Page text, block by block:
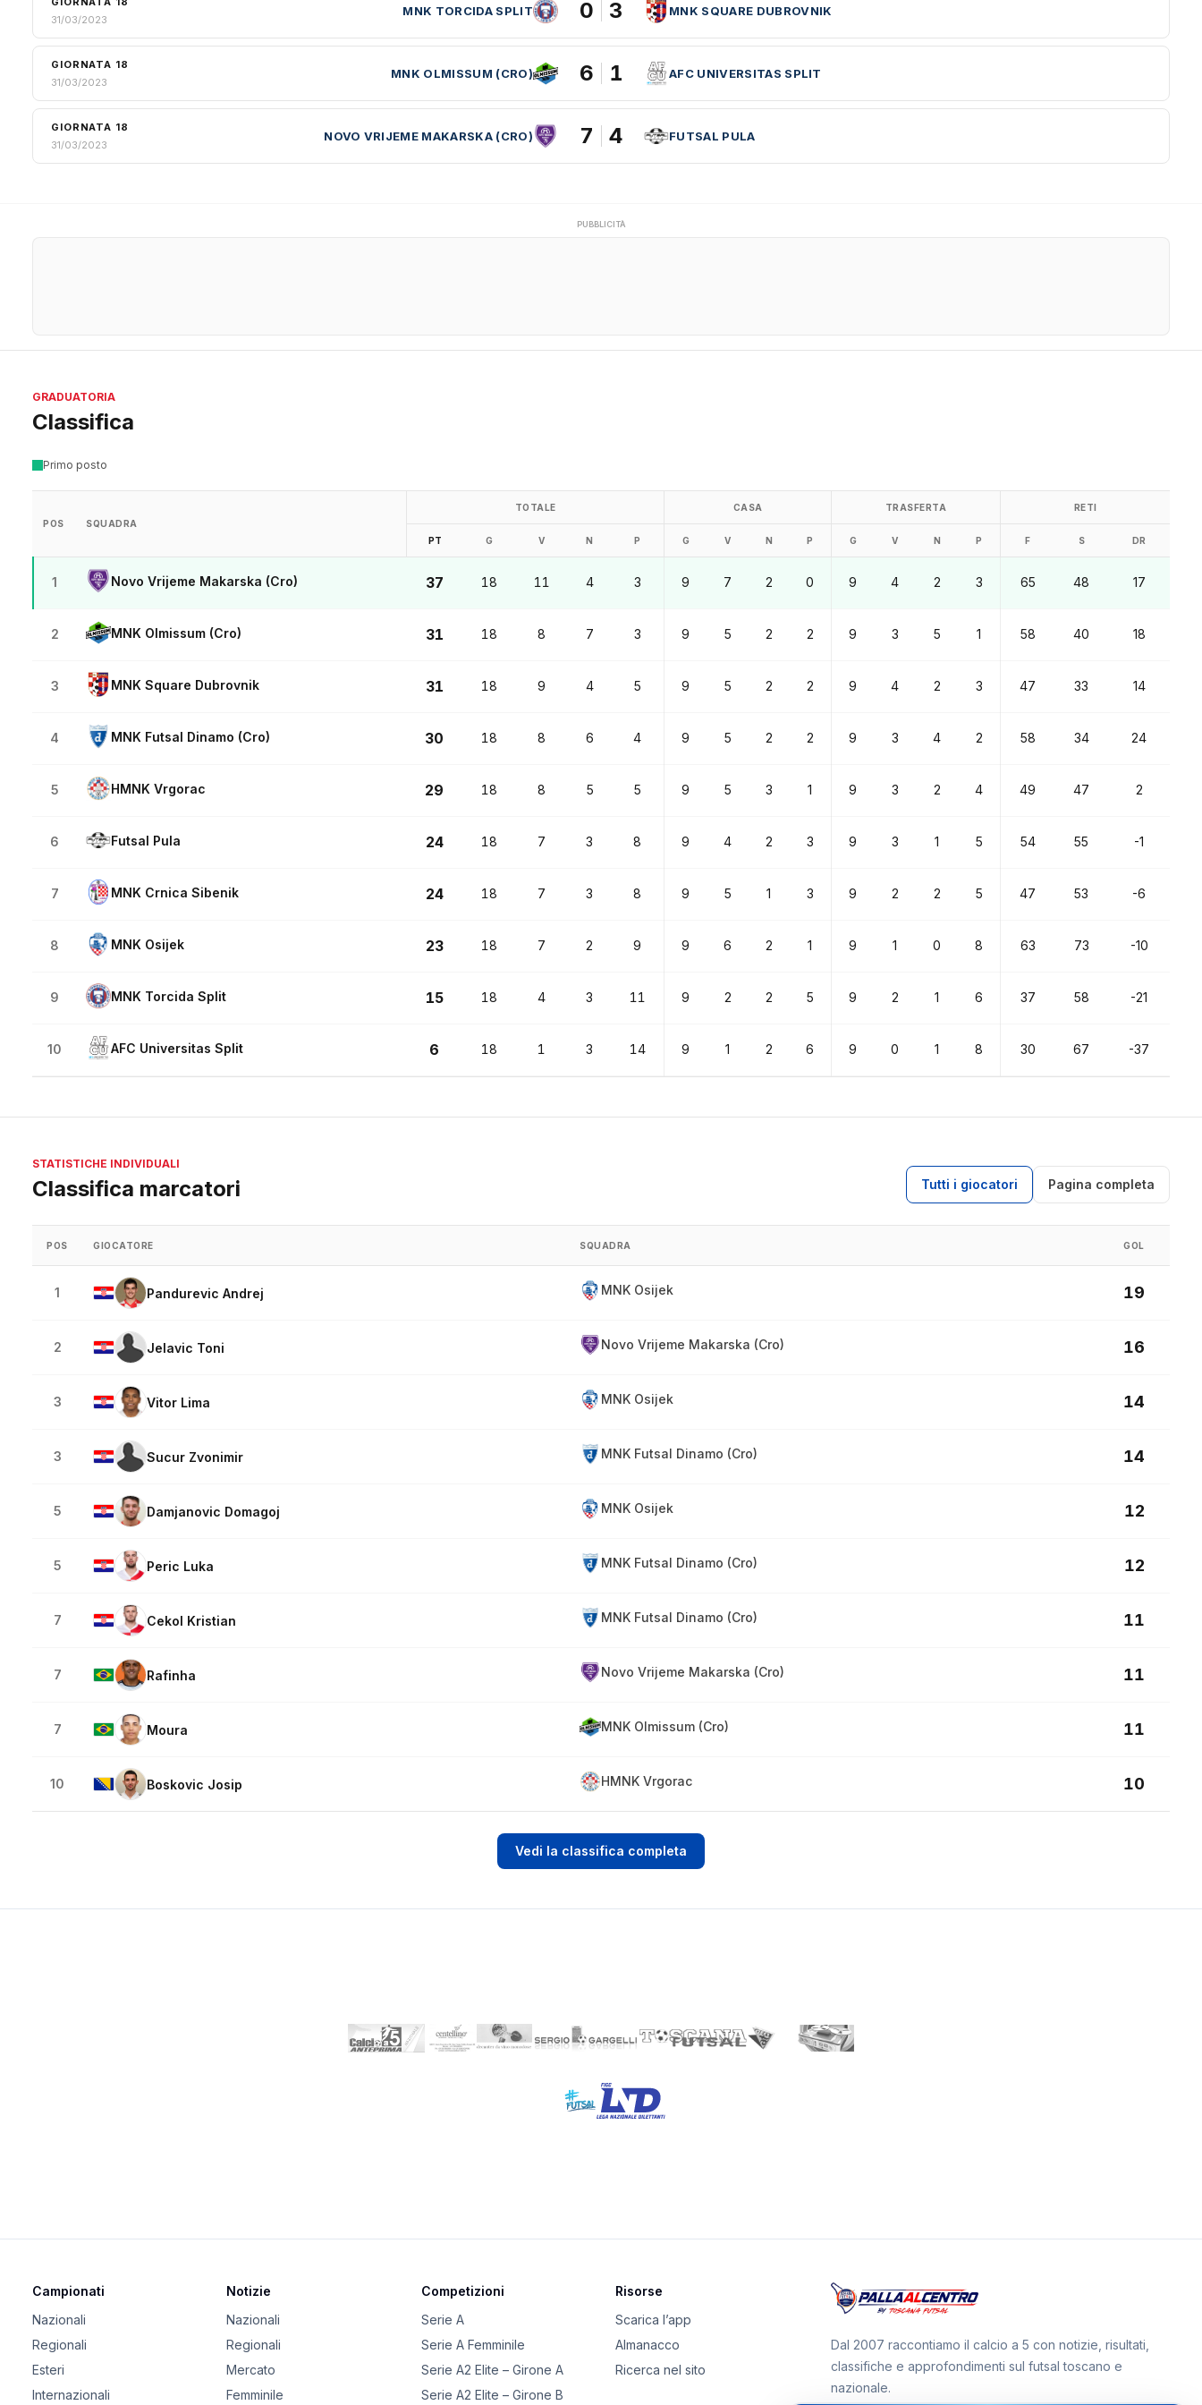
31/03/2023
MNK TORCIDA SPLIT 0 3 MNK SQUARE DUBROVNIK
GIORNATA 18
31/03/2023
MNK OLMISSUM (CRO) 6 1 AFC UNIVERSITAS SPLIT
GIORNATA 18
31/03/2023
NOVO VRIJEME MAKARSKA (CRO) 7 4 FUTSAL PULA
PUBBLICITÀ
GRADUATORIA
Classifica
Primo posto
POS SQUADRA
TOTALE CASA TRASFERTA RETI
PT G V N P G V N P G V N P F S DR
1 Novo Vrijeme Makarska (Cro) 37 18 11 4 3 9 7 2 0 9 4 2 3 65 48 17
2 MNK Olmissum (Cro) 31 18 8 7 3 9 5 2 2 9 3 5 1 58 40 18
3 MNK Square Dubrovnik 31 18 9 4 5 9 5 2 2 9 4 2 3 47 33 14
4 MNK Futsal Dinamo (Cro) 30 18 8 6 4 9 5 2 2 9 3 4 2 58 34 24
5 HMNK Vrgorac 29 18 8 5 5 9 5 3 1 9 3 2 4 49 47 2
6 Futsal Pula 24 18 7 3 8 9 4 2 3 9 3 1 5 54 55 -1
7 MNK Crnica Sibenik 24 18 7 3 8 9 5 1 3 9 2 2 5 47 53 -6
8 MNK Osijek 23 18 7 2 9 9 6 2 1 9 1 0 8 63 73 -10
9 MNK Torcida Split 15 18 4 3 11 9 2 2 5 9 2 1 6 37 58 -21
10 AFC Universitas Split 6 18 1 3 14 9 1 2 6 9 0 1 8 30 67 -37
STATISTICHE INDIVIDUALI
Classifica marcatori Tutti i giocatori Pagina completa
POS GIOCATORE SQUADRA GOL
1 Pandurevic Andrej MNK Osijek 19
2 Jelavic Toni Novo Vrijeme Makarska (Cro) 16
3 Vitor Lima MNK Osijek 14
3 Sucur Zvonimir MNK Futsal Dinamo (Cro) 14
5 Damjanovic Domagoj MNK Osijek 12
5 Peric Luka MNK Futsal Dinamo (Cro) 12
7 Cekol Kristian MNK Futsal Dinamo (Cro) 11
7 Rafinha Novo Vrijeme Makarska (Cro) 11
7 Moura MNK Olmissum (Cro) 11
10 Boskovic Josip HMNK Vrgorac 10
Vedi la classifica completa
Campionati
Nazionali
Regionali
Esteri
Internazionali
Notizie
Nazionali
Regionali
Mercato
Femminile
Competizioni
Serie A
Serie A Femminile
Serie A2 Elite – Girone A
Serie A2 Elite – Girone B
Risorse
Scarica l’app
Almanacco
Ricerca nel sito
Dal 2007 raccontiamo il calcio a 5 con notizie, risultati,
classifiche e approfondimenti sul futsal toscano e
nazionale.